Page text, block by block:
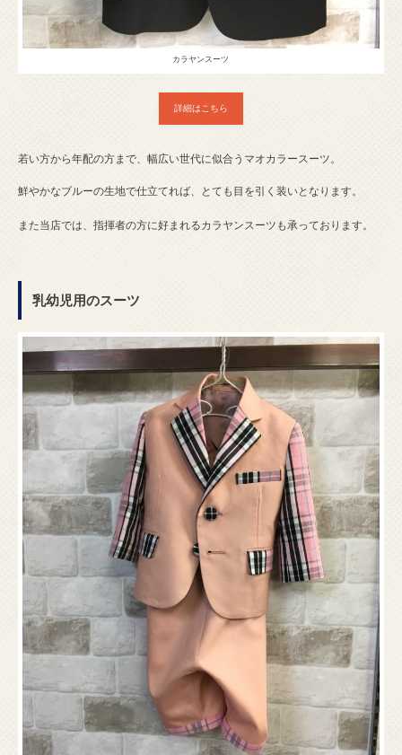
カラヤンスーツ
詳細はこちら
若い方から年配の方まで、幅広い世代に似合うマオカラースーツ。
鮮やかなブルーの生地で仕立てれば、とても目を引く装いとなります。
また当店では、指揮者の方に好まれるカラヤンスーツも承っております。
乳幼児用のスーツ